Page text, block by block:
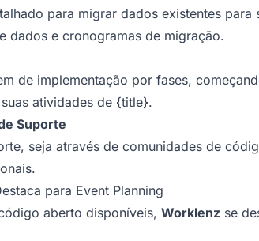
para migrar dados existentes
dados e cronogramas de migração.
de implementação por fases,
atividades de {title}.
Suporte
seja através de comunidades de
para Event Planning
aberto disponíveis, Worklenz se